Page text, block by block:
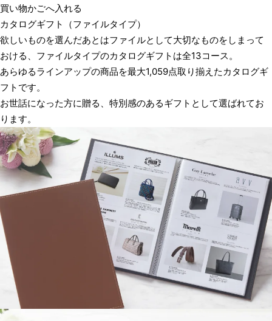
買い物かごへ入れる
カタログギフト
（ファイルタイプ）
欲しいものを選んだあとはファイルとして大切なものをしまって
おける、 ファイルタイプのカタログギフトは全13コース。
あらゆるラインアップの商品を最大1,059点取り揃えたカタログギ
フトです。
お世話になった方に贈る、特別感のあるギフトとして選ばれてお
ります。